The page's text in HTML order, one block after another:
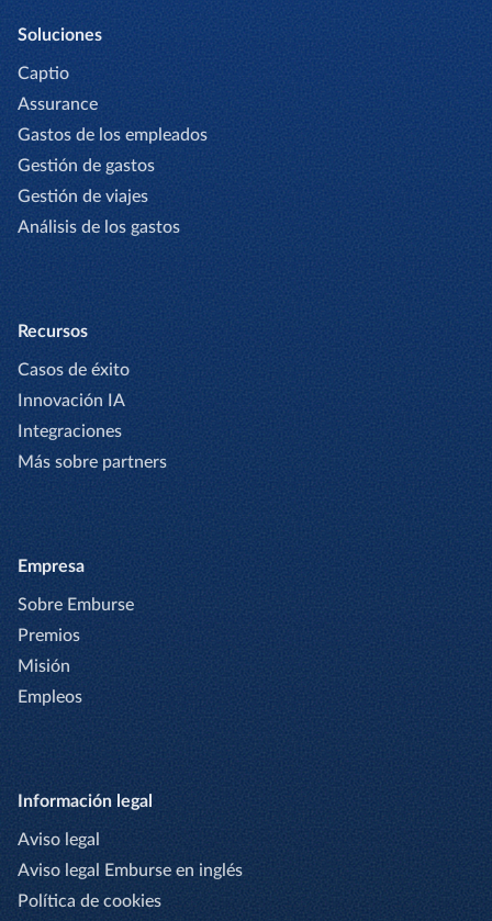
Soluciones
Captio
Assurance
Gastos de los empleados
Gestión de gastos
Gestión de viajes
Análisis de los gastos
Recursos
Casos de éxito
Innovación IA
Integraciones
Más sobre partners
Empresa
Sobre Emburse
Premios
Misión
Empleos
Información legal
Aviso legal
Aviso legal Emburse en inglés
Política de cookies